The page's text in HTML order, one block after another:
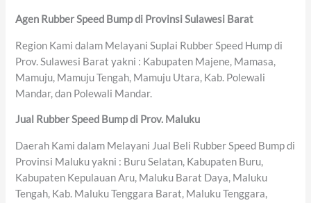
Agen Rubber Speed Bump di Provinsi Sulawesi Barat
Region Kami dalam Melayani Suplai Rubber Speed Hump di
Prov. Sulawesi Barat yakni : Kabupaten Majene, Mamasa,
Mamuju, Mamuju Tengah, Mamuju Utara, Kab. Polewali
Mandar, dan Polewali Mandar.
Jual Rubber Speed Bump di Prov. Maluku
Daerah Kami dalam Melayani Jual Beli Rubber Speed Bump di
Provinsi Maluku yakni : Buru Selatan, Kabupaten Buru,
Kabupaten Kepulauan Aru, Maluku Barat Daya, Maluku
Tengah, Kab. Maluku Tenggara Barat, Maluku Tenggara,